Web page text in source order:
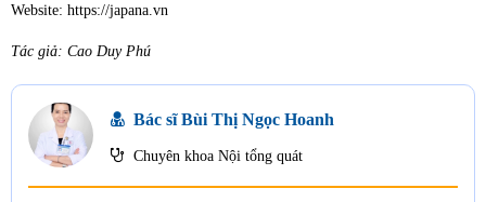
Website: https://japana.vn
Tác giả: Cao Duy Phú
Bác sĩ Bùi Thị Ngọc Hoanh
Chuyên khoa Nội tổng quát